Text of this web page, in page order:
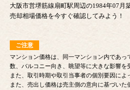
大阪市営堺筋線扇町駅周辺の1984年07月
売却相場価格を今すぐ確認してみよう！
ご注意
マンション価格は、同一マンション内であ
数、バルコニー向き、眺望等に大きな影響を
また、取引時期や取引当事者の個別要因によ
また、売出し価格は売主側の意向に基づいた